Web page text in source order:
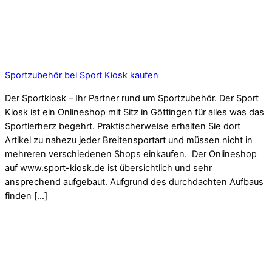
Sportzubehör bei Sport Kiosk kaufen
Der Sportkiosk – Ihr Partner rund um Sportzubehör. Der Sport
Kiosk ist ein Onlineshop mit Sitz in Göttingen für alles was das
Sportlerherz begehrt. Praktischerweise erhalten Sie dort
Artikel zu nahezu jeder Breitensportart und müssen nicht in
mehreren verschiedenen Shops einkaufen. Der Onlineshop
auf www.sport-kiosk.de ist übersichtlich und sehr
ansprechend aufgebaut. Aufgrund des durchdachten Aufbaus
finden […]